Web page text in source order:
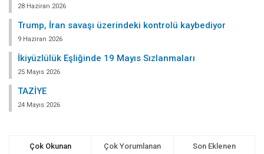
28 Haziran 2026
Trump, İran savaşı üzerindeki kontrolü kaybediyor
9 Haziran 2026
İkiyüzlülük Eşliğinde 19 Mayıs Sızlanmaları
25 Mayıs 2026
TAZİYE
24 Mayıs 2026
Çok Okunan Çok Yorumlanan Son Eklenen